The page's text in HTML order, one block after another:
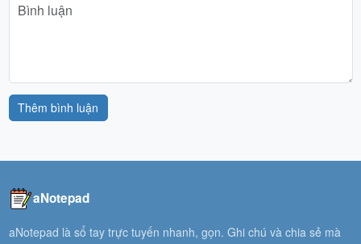
Thêm bình luận
aNotepad
aNotepad là sổ tay trực tuyến nhanh, gọn. Ghi chú và chia sẻ mà